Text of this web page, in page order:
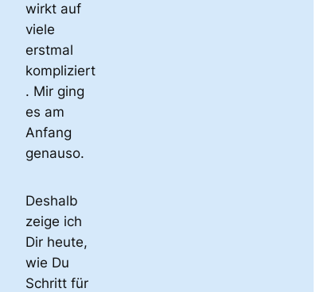
wirkt auf
viele
erstmal
kompliziert
. Mir ging
es am
Anfang
genauso.
Deshalb
zeige ich
Dir heute,
wie Du
Schritt für